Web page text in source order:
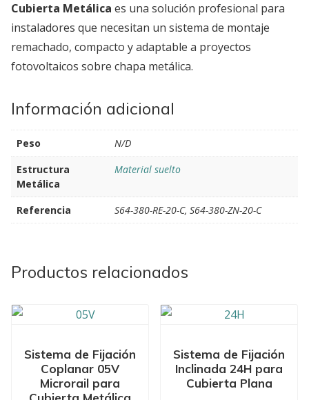
Cubierta Metálica es una solución profesional para
instaladores que necesitan un sistema de montaje
remachado, compacto y adaptable a proyectos
fotovoltaicos sobre chapa metálica.
Información adicional
Peso
N/D
Estructura
Metálica
Material suelto
Referencia S64-380-RE-20-C, S64-380-ZN-20-C
Productos relacionados
Sistema de Fijación
Coplanar 05V
Microrail para
Sistema de Fijación
Inclinada 24H para
Cubierta Plana